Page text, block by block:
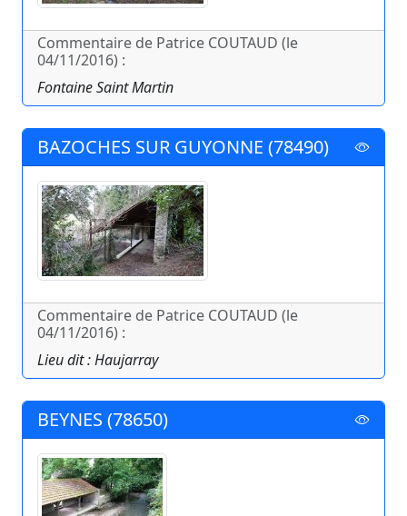
Commentaire de Patrice COUTAUD (le
04/11/2016) :
Fontaine Saint Martin
BAZOCHES SUR GUYONNE (78490)
Commentaire de Patrice COUTAUD (le
04/11/2016) :
Lieu dit : Haujarray
BEYNES (78650)